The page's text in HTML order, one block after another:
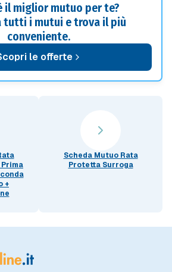
il miglior mutuo per te?
tutti i mutui e trova il più
conveniente.
le offerte
+
Scheda Mutuo Rata
Protetta Surroga